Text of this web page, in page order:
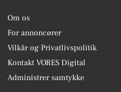
Om os
For annoncører
Vilkår og Privatlivspolitik
Kontakt VORES Digital
Administrer samtykke